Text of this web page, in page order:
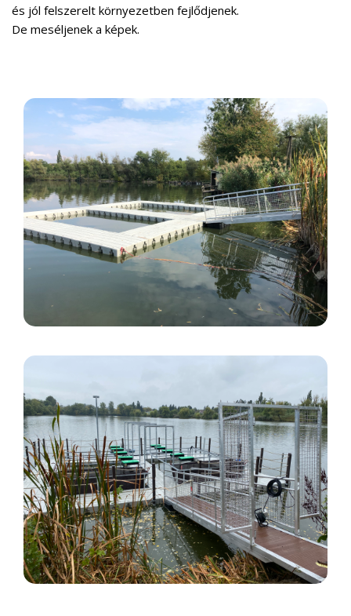
és jól felszerelt környezetben fejlődjenek.
De meséljenek a képek.